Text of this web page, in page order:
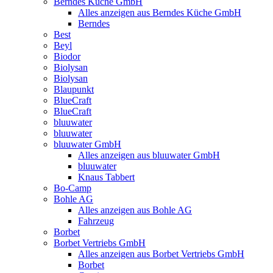
Alles anzeigen aus Berndes Küche GmbH
Berndes
Best
Beyl
Biodor
Biolysan
Biolysan
Blaupunkt
BlueCraft
BlueCraft
bluuwater
bluuwater
bluuwater GmbH
Alles anzeigen aus bluuwater GmbH
bluuwater
Knaus Tabbert
Bo-Camp
Bohle AG
Alles anzeigen aus Bohle AG
Fahrzeug
Borbet
Borbet Vertriebs GmbH
Alles anzeigen aus Borbet Vertriebs GmbH
Borbet